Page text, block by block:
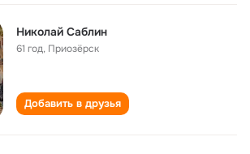
Николай Саблин
61 год, Приозёрск
Добавить в друзья